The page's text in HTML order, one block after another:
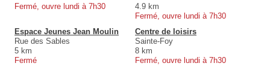
Fermé, ouvre lundi à 7h30
4.9 km
Fermé, ouvre lundi à 7h30
Espace Jeunes Jean Moulin
Rue des Sables
5 km
Fermé
Centre de loisirs
Sainte-Foy
8 km
Fermé, ouvre lundi à 7h30